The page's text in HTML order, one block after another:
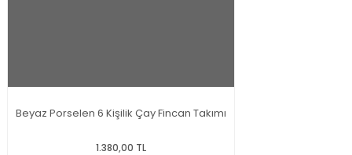
Beyaz Porselen 6 Kişilik Çay Fincan Takımı
1.380,00 TL